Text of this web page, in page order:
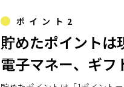
ポイント2
貯めたポイントは
電子マネー、ギフ